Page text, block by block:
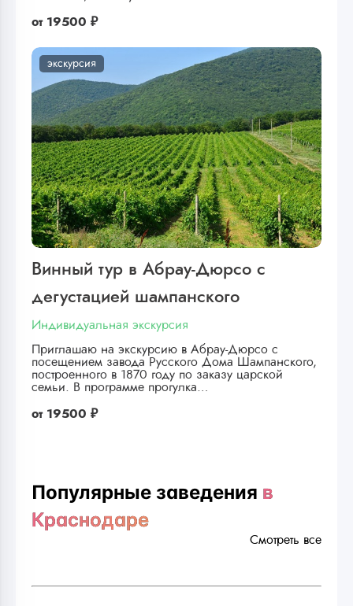
от 19500 ₽
экскурсия
Винный тур в Абрау-Дюрсо с
дегустацией шампанского
Индивидуальная экскурсия
Приглашаю на экскурсию в Абрау-Дюрсо с
посещением завода Русского Дома Шампанского,
построенного в 1870 году по заказу царской
семьи. В программе прогулка…
от 19500 ₽
Популярные заведения в
Краснодаре
Смотреть все